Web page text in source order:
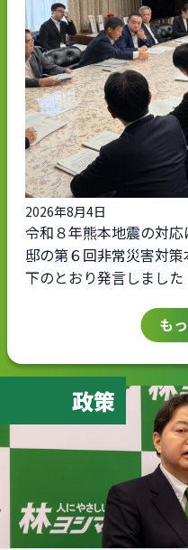
も
2026年8月4日
令和８年熊本地震の対
邸の第６回非常災害対
下のとおり発言しました
政策